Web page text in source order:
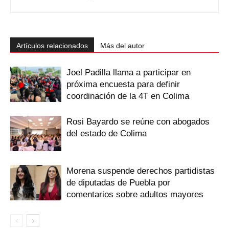
Artículos relacionados Más del autor
Joel Padilla llama a participar en
próxima encuesta para definir
coordinación de la 4T en Colima
Rosi Bayardo se reúne con abogados
del estado de Colima
Morena suspende derechos partidistas
de diputadas de Puebla por
comentarios sobre adultos mayores